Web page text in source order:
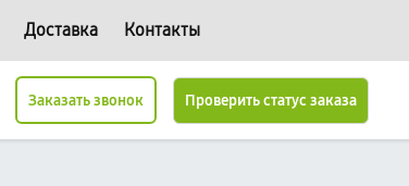
Доставка Контакты
Заказать звонок Проверить статус заказа